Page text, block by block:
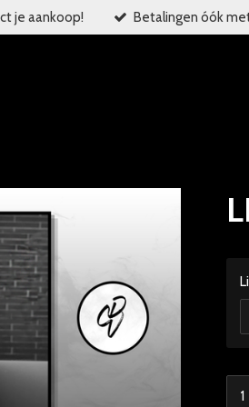
je aankoop! Betalingen óók